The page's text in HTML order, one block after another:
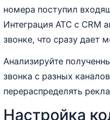
номера поступил
Интеграция АТС с CRM
звонке, что сразу дает
Анализируйте
звонка с разных
перераспределять
Настройка